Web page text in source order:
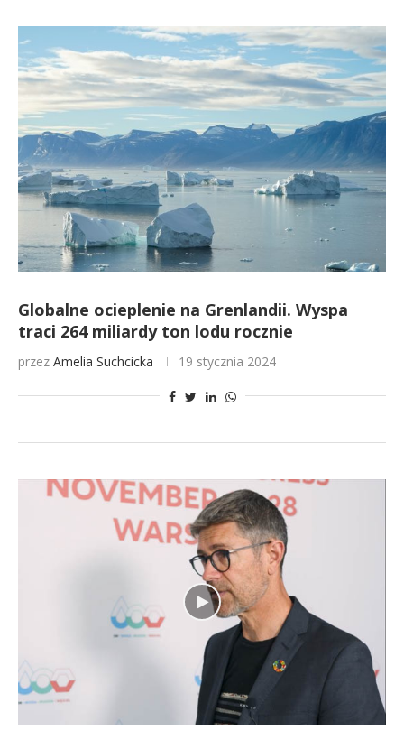
Globalne ocieplenie na Grenlandii. Wyspa
traci 264 miliardy ton lodu rocznie
przez Amelia Suchcicka 19 stycznia 2024